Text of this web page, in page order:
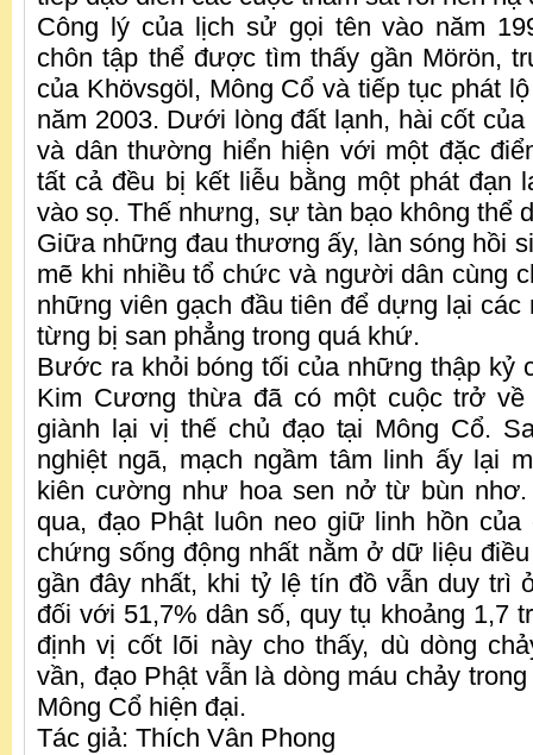
Công lý của lịch sử gọi tên vào năm
chôn tập thể được tìm thấy gần Mörön,
của Khövsgöl, Mông Cổ và tiếp tục phát
năm 2003. Dưới lòng đất lạnh, hài cốt
và dân thường hiển hiện với một đặc
tất cả đều bị kết liễu bằng một phát đạn
vào sọ. Thế nhưng, sự tàn bạo không thể
Giữa những đau thương ấy, làn sóng hồi
mẽ khi nhiều tổ chức và người dân cùng
những viên gạch đầu tiên để dựng lại các
từng bị san phẳng trong quá khứ.
Bước ra khỏi bóng tối của những thập kỷ
Kim Cương thừa đã có một cuộc trở về
giành lại vị thế chủ đạo tại Mông Cổ.
nghiệt ngã, mạch ngầm tâm linh ấy lại
kiên cường như hoa sen nở từ bùn
qua, đạo Phật luôn neo giữ linh hồn
chứng sống động nhất nằm ở dữ liệu
gần đây nhất, khi tỷ lệ tín đồ vẫn duy trì
đối với 51,7% dân số, quy tụ khoảng 1,7
định vị cốt lõi này cho thấy, dù dòng
vần, đạo Phật vẫn là dòng máu chảy
Mông Cổ hiện đại.
Tác giả: Thích Vân Phong